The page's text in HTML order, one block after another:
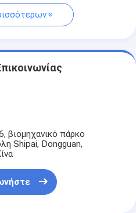
βιομηχανικό πάρκο
Shipai, Dongguan,